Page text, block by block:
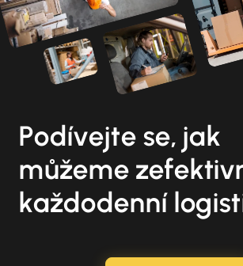
Podívejte se, jak
můžeme
každodenní